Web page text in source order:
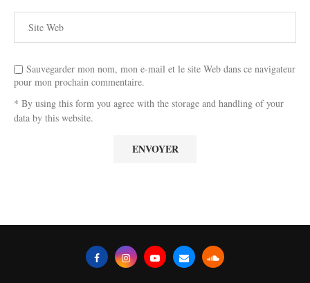
Sauvegarder mon nom, mon e-mail et le site Web dans ce navigateur
pour mon prochain commentaire.
* By using this form you agree with the storage and handling of your
data by this website.